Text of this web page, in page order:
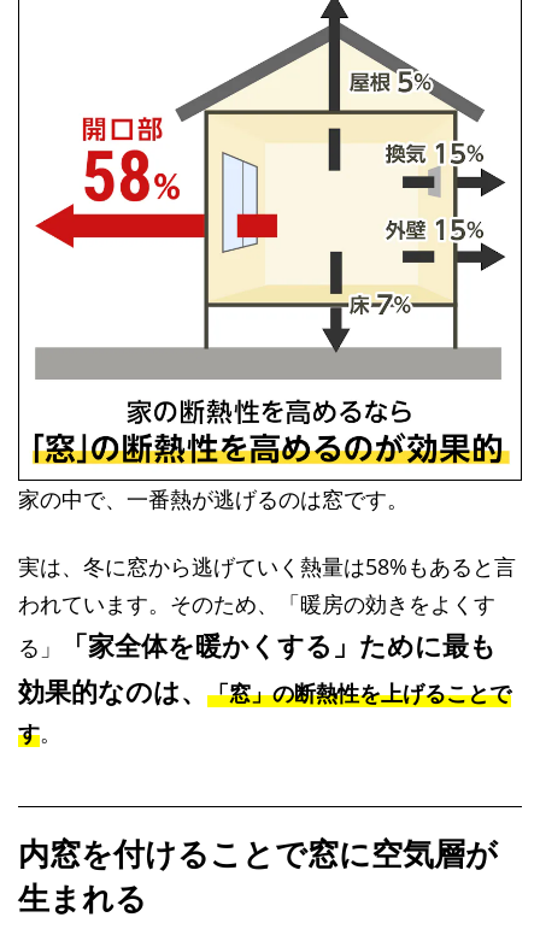
家の中で、一番熱が逃げるのは窓です。
実は、冬に窓から逃げていく熱量は58%もあると言
われています。そのため、「暖房の効きをよくす
る」
「家全体を暖かくする」ために最も
効果的なのは、
「窓」の断熱性を上げることで
す。
内窓を付けることで窓に空気層が
生まれる